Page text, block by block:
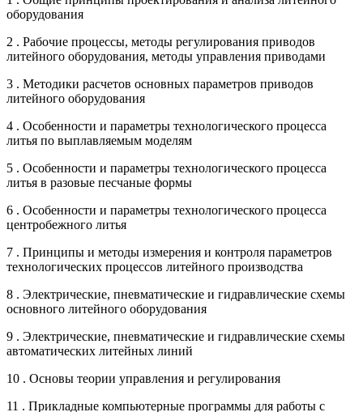
оборудования
2 . Рабочие процессы, методы регулирования приводов
литейного оборудования, методы управления приводами
3 . Методики расчетов основных параметров приводов
литейного оборудования
4 . Особенности и параметры технологического процесса
литья по выплавляемым моделям
5 . Особенности и параметры технологического процесса
литья в разовые песчаные формы
6 . Особенности и параметры технологического процесса
центробежного литья
7 . Принципы и методы измерения и контроля параметров
технологических процессов литейного производства
8 . Электрические, пневматические и гидравлические схемы
основного литейного оборудования
9 . Электрические, пневматические и гидравлические схемы
автоматических литейных линий
10 . Основы теории управления и регулирования
11 . Прикладные компьютерные программы для работы с